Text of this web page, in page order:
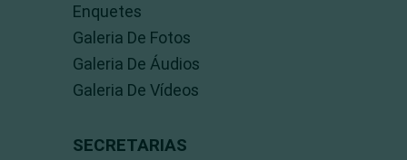
Enquetes
Galeria De Fotos
Galeria De Áudios
Galeria De Vídeos
SECRETARIAS